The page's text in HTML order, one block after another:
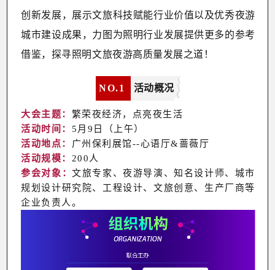
创新发展，展示文旅科技赋能行业价值以及优秀夜游
城市建设成果，力图为照明行业发展提供更多的参考
借鉴，探寻照明文旅夜游高质量发展之道！
NO.1 活动概况
大会主题： 繁荣夜经济，点亮夜生活
活动时间： 5月9日（上午）
活动地点： 广州保利展馆--心语厅&蔷薇厅
活动规模： 200人
参会对象：文旅专家、夜游导演、知名设计师、城市
规划设计研究院、工程设计、文旅创意、生产厂商等
企业负责人。